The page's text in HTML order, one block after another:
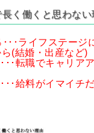
く働くと思わない
･･ライフステージ
(結婚・出産など)
･転職でキャリア
･給料がイマイチ